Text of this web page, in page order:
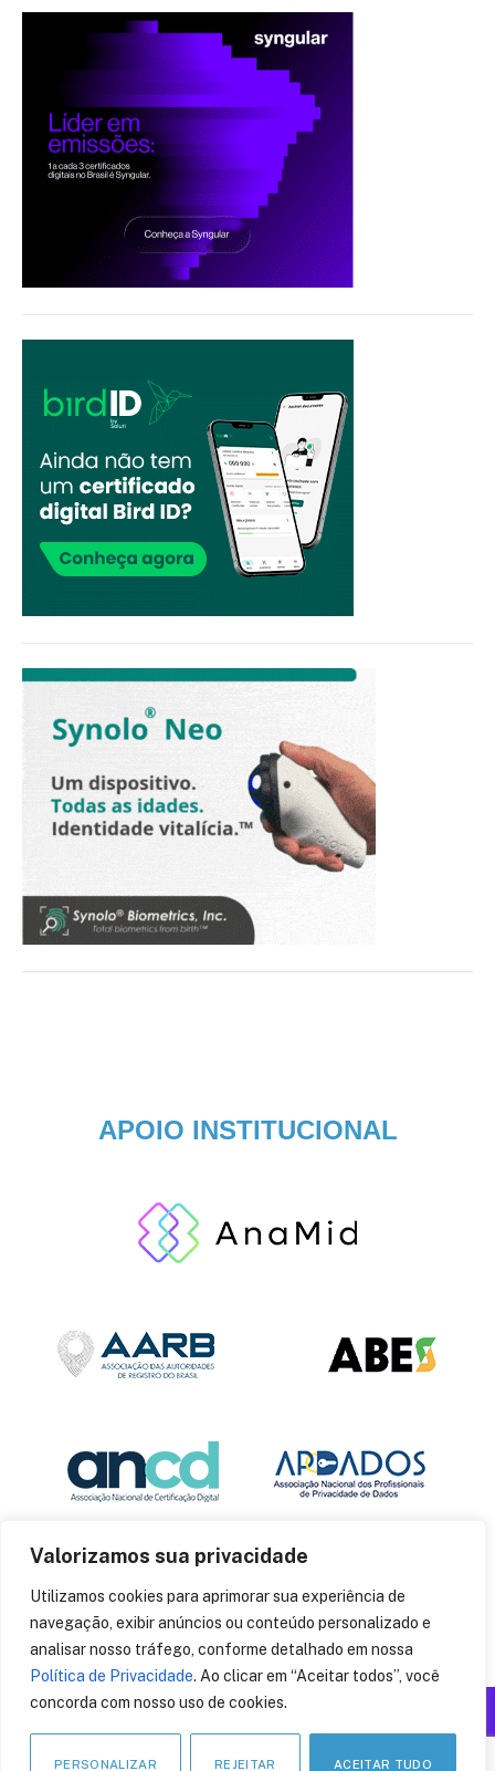
Valorizamos sua privacidade
Utilizamos cookies para aprimorar sua experiência de
navegação, exibir anúncios ou conteúdo personalizado e
analisar nosso tráfego, conforme detalhado em nossa
Política de Privacidade. Ao clicar em “Aceitar todos”, você
concorda com nosso uso de cookies.
PERSONALIZAR REJEITAR ACEITAR TUDO
APOIO INSTITUCIONAL
© 2014CryptoID. Todos os direitos reservados.